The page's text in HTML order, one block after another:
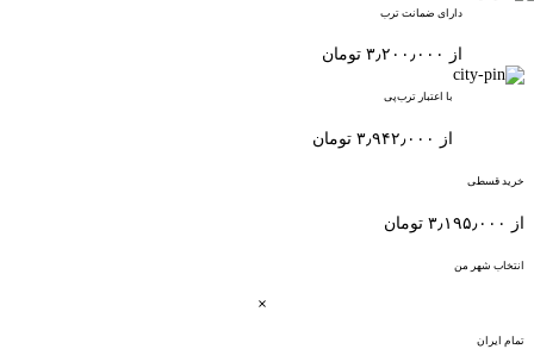
دارای ضمانت ترب
از ۳٫۲۰۰٫۰۰۰ تومان
با اعتبار ترب‌پی
از ۳٫۹۴۲٫۰۰۰ تومان
خرید قسطی
از ۳٫۱۹۵٫۰۰۰ تومان
انتخاب شهر من
تمام ایران